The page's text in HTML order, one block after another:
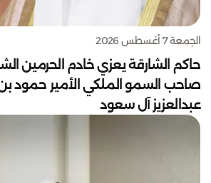
الجمعة 7 أغسطس 2026
حاكم الشارقة يعزي خادم الحرمين
صاحب السمو الملكي الأمير حمود
عبدالعزيز آل سعود